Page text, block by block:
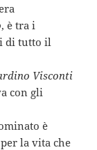
, è tra i
di tutto il
Visconti
con gli
è
la vita che